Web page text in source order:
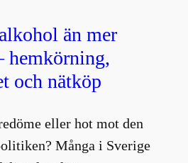
än mer
och nätköp
eller hot mot den
Många i Sverige